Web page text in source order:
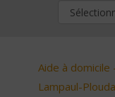
Aide à domicile
Lampaul-